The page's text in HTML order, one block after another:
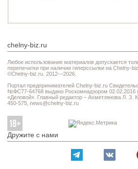
chelny-biz.ru
Любое использование материалов допускается
перепечатки при наличии гиперссылки на Chelny-
©Chelny-biz.ru. 2012—2026.
Портал предпринимателей Chelny-biz.ru
№ФС77-64768 выдано Роскомнадзором 02.02.2016
«Деловой». Главный редактор – Ахметзянова Л. З.
450-575, news@chelny-biz.ru
Дружите с нами